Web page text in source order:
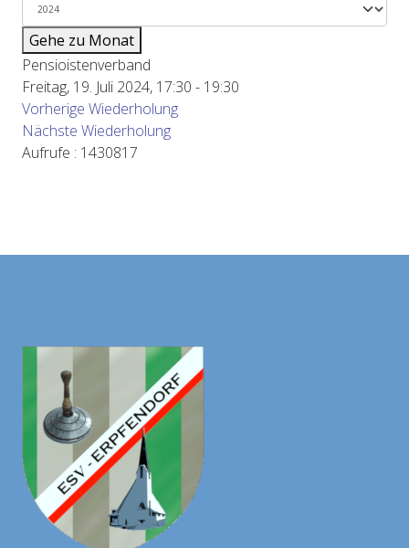
Gehe zu Monat
Pensioistenverband
Freitag, 19. Juli 2024, 17:30 - 19:30
Vorherige Wiederholung
Nächste Wiederholung
Aufrufe : 1430817